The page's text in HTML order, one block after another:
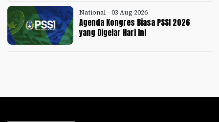
National - 03 Aug 2026
Agenda Kongres Biasa PSSI 2026
yang Digelar Hari Ini